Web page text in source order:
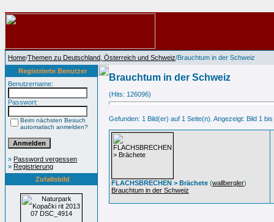
Home/Themen zu Deutschland, Österreich und Schweiz/Brauchtum in der Schweiz
Registrierte Benutzer
Benutzername:
Passwort:
Beim nächsten Besuch
automatisch anmelden?
» Password vergessen
» Registrierung
Zufallsbild
Brauchtum in der Schweiz
(Hits: 126096)
Gefunden: 1 Bild(er) auf 1 Seite(n). Angezeigt: Bild 1 bis
FLACHSBRECHEN > Brächete (wallbergler)
Brauchtum in der Schweiz